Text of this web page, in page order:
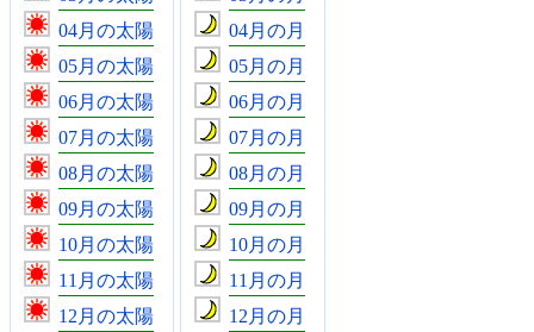
04月の太陽
05月の太陽
06月の太陽
07月の太陽
08月の太陽
09月の太陽
10月の太陽
11月の太陽
12月の太陽
04月の月
05月の月
06月の月
07月の月
08月の月
09月の月
10月の月
11月の月
12月の月